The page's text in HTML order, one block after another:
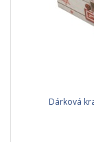
Dárková